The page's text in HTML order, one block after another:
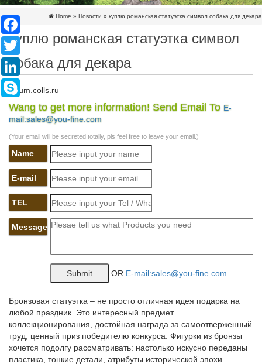
Home » Новости » куплю романская статуэтка символ собака для декара
куплю романская статуэтка символ
собака для декара
forum.colls.ru
Куплю\выменяю монетные БРАКИ.
Конечно же, в преддверии следующего года, в каждом доме и
квартире должен стоять символ 2018 года – Собака.Первое,
что вам понадобится для этого – пластилин, желательно
разных цветов, чтобы поделка была яркой и реалистичной.
Символ 2018 года собака крючком | мастер-класс, схемы,
описание
Главная Новогодние идеи Собака крючком — символ 2018
украшения, антистрессы, развивающих собачек для детей,
брелки для себя и в подарок.
Такая очаровательная собака — символ 2018 года, сделанная
своими руками точно понравится как оригинальный презент,
дерзайте!Собака из полимерной глины. Для того чтобы
изготовить следующий сувенир, нужно подготовить
Wang to get more information! Send Email To E-
mail:sales@you-fine.com
(Your email will be secreted totally, pls feel free to leave your email.)
Name
E-mail
TEL
Message
OR E-mail:sales@you-fine.com
Бронзовая статуэтка – не просто отличная идея подарка на
любой праздник. Это интересный предмет
коллекционирования, достойная награда за самоотверженный
труд, ценный приз победителю конкурса. Фигурки из бронзы
хочется подолгу рассматривать: настолько искусно переданы
пластика, тонкие детали, атрибуты исторической эпохи.
Facebook
Twitter
LinkedIn